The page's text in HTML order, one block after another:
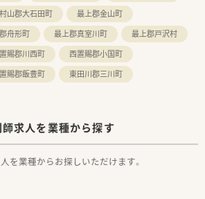
山郡大石田町
最上郡金山町
舟形町 最上郡真室川町
最上郡戸沢村
賜郡川西町
西置賜郡小国町
賜郡飯豊町
東田川郡三川町
求人を業種から探す
を業種からお探しいただけます。